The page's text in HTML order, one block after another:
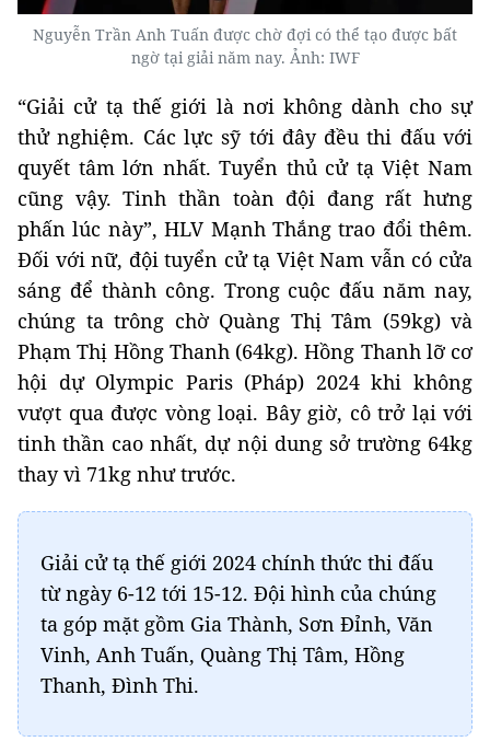
Nguyễn Trần Anh Tuấn được chờ đợi có thể tạo được bất
ngờ tại giải năm nay. Ảnh: IWF
“Giải cử tạ thế giới là nơi không dành cho sự
thử nghiệm. Các lực sỹ tới đây đều thi đấu với
quyết tâm lớn nhất. Tuyển thủ cử tạ Việt Nam
cũng vậy. Tinh thần toàn đội đang rất hưng
phấn lúc này”, HLV Mạnh Thắng trao đổi thêm.
Đối với nữ, đội tuyển cử tạ Việt Nam vẫn có cửa
sáng để thành công. Trong cuộc đấu năm nay,
chúng ta trông chờ Quàng Thị Tâm (59kg) và
Phạm Thị Hồng Thanh (64kg). Hồng Thanh lỡ cơ
hội dự Olympic Paris (Pháp) 2024 khi không
vượt qua được vòng loại. Bây giờ, cô trở lại với
tinh thần cao nhất, dự nội dung sở trường 64kg
thay vì 71kg như trước.
Giải cử tạ thế giới 2024 chính thức thi đấu
từ ngày 6-12 tới 15-12. Đội hình của chúng
ta góp mặt gồm Gia Thành, Sơn Đỉnh, Văn
Vinh, Anh Tuấn, Quàng Thị Tâm, Hồng
Thanh, Đình Thi.